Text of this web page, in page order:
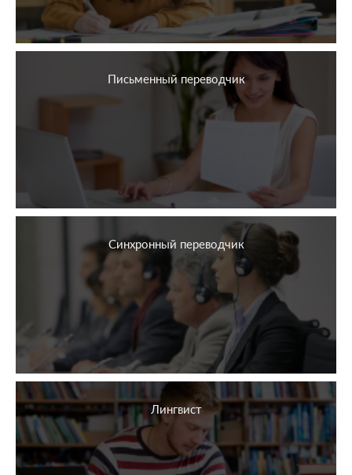
Письменный переводчик
Синхронный переводчик
Лингвист